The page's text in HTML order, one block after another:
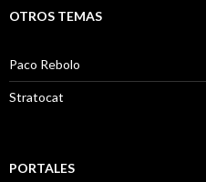
OTROS TEMAS
Paco Rebolo
Stratocat
PORTALES